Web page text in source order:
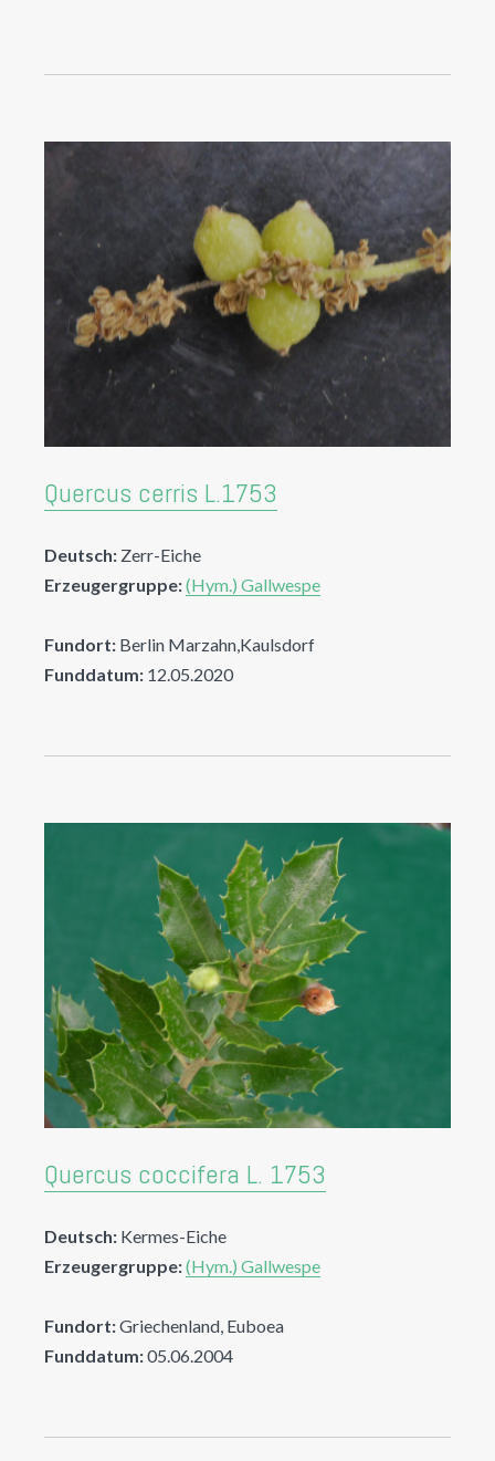
Quercus cerris L.1753
Deutsch: Zerr-Eiche
Erzeugergruppe:(Hym.) Gallwespe
Fundort: Berlin Marzahn,Kaulsdorf
Funddatum: 12.05.2020
Quercus coccifera L. 1753
Deutsch: Kermes-Eiche
Erzeugergruppe:(Hym.) Gallwespe
Fundort:Griechenland, Euboea
Funddatum:05.06.2004